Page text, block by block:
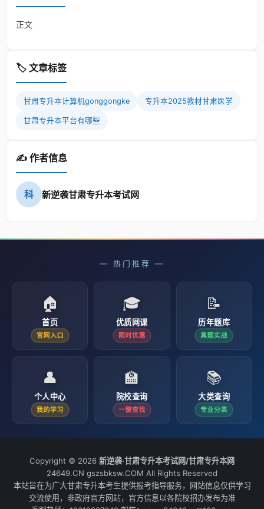
正文
🏷️ 文章标签
甘肃专升本计算机gonggongke 专升本2025教材甘肃医学
甘肃专升本平台有哪些
✍️ 作者信息
科 新逆袭甘肃专升本考试网
— 热门推荐 —
🏠
首页
官网入口
🎓
优质网课
限时优惠
📝
历年题库
真题实战
👤
个人中心
我的学习
🏫
院校查询
一键查找
📚
大类查询
专业分类
Copyright © 2026 新逆袭·甘肃专升本考试网/甘肃专升本网
24649.CN gszsbksw.COM All Rights Reserved
本站旨在为广大甘肃专升本考生提供报考指导服务，网站信息仅供学习
交流使用，非政府官方网站，官方信息以各院校招办发布为准